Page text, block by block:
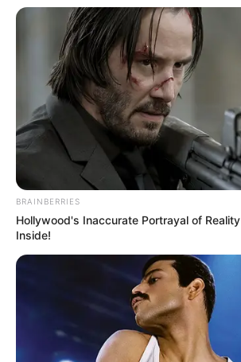
Why this ordinary drink is the
your best every day
BRAINBERRIES
Hollywood's Inaccurate Portrayal of
Inside!